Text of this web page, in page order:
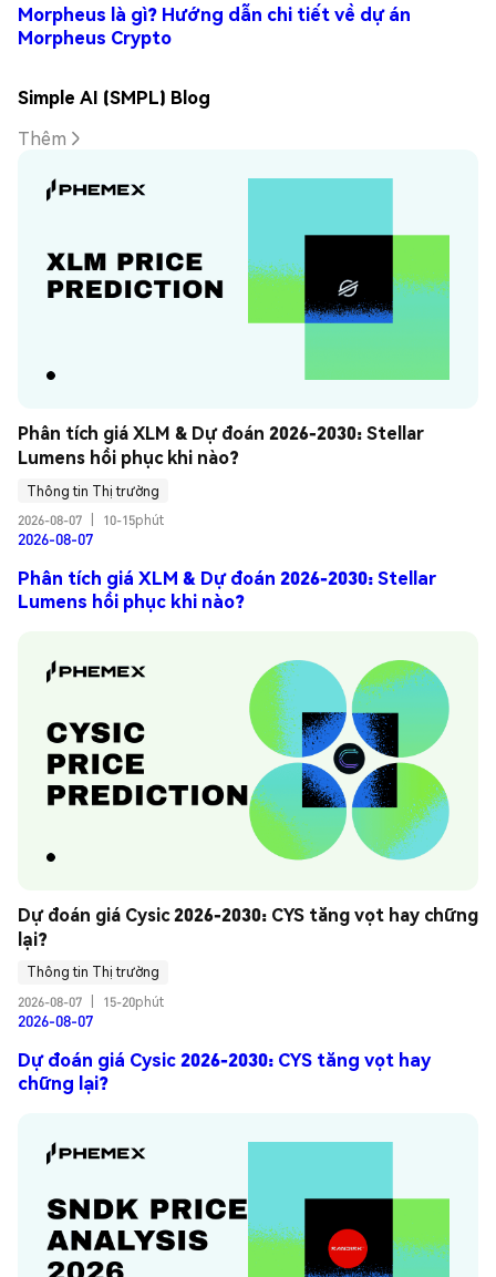
Morpheus là gì? Hướng dẫn chi tiết về dự án
Morpheus Crypto
Simple AI (SMPL) Blog
Thêm
Phân tích giá XLM & Dự đoán 2026-2030: Stellar
Lumens hồi phục khi nào?
Thông tin Thị trường
2026-08-07
10-15phút
2026-08-07
Phân tích giá XLM & Dự đoán 2026-2030: Stellar
Lumens hồi phục khi nào?
Dự đoán giá Cysic 2026-2030: CYS tăng vọt hay chững
lại?
Thông tin Thị trường
2026-08-07
15-20phút
2026-08-07
Dự đoán giá Cysic 2026-2030: CYS tăng vọt hay
chững lại?